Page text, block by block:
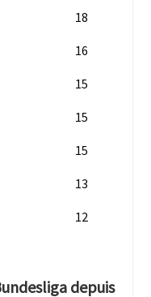
18
16
15
15
15
13
12
depuis